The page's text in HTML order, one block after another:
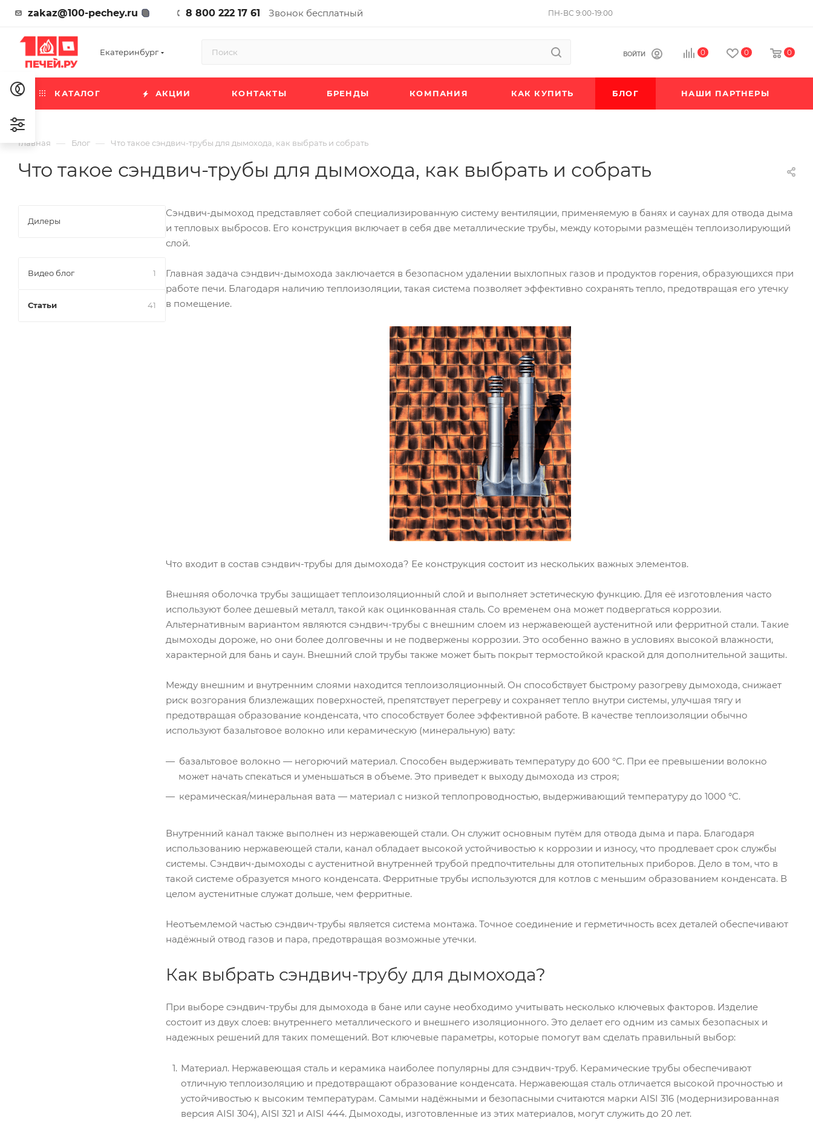
zakaz@100-pechey.ru 8 800 222 17 61 Звонок бесплатный ПН-ВС 9:00-19:00
Екатеринбург ВОЙТИ 0 0 0
КАТАЛОГ АКЦИИ КОНТАКТЫ БРЕНДЫ КОМПАНИЯ КАК КУПИТЬ БЛОГ НАШИ ПАРТНЕРЫ
Главная — Блог — Что такое сэндвич-трубы для дымохода, как выбрать и собрать
Что такое сэндвич-трубы для дымохода, как выбрать и собрать
Сэндвич-дымоход представляет собой специализированную систему вентиляции, применяемую в банях и саунах для отвода дыма
и тепловых выбросов. Его конструкция включает в себя две металлические трубы, между которыми размещён теплоизолирующий
слой.
Главная задача сэндвич-дымохода заключается в безопасном удалении выхлопных газов и продуктов горения, образующихся при
работе печи. Благодаря наличию теплоизоляции, такая система позволяет эффективно сохранять тепло, предотвращая его утечку
в помещение.
Что входит в состав сэндвич-трубы для дымохода? Ее конструкция состоит из нескольких важных элементов.
Внешняя оболочка трубы защищает теплоизоляционный слой и выполняет эстетическую функцию. Для её изготовления часто
используют более дешевый металл, такой как оцинкованная сталь. Со временем она может подвергаться коррозии.
Альтернативным вариантом являются сэндвич-трубы с внешним слоем из нержавеющей аустенитной или ферритной стали. Такие
дымоходы дороже, но они более долговечны и не подвержены коррозии. Это особенно важно в условиях высокой влажности,
характерной для бань и саун. Внешний слой трубы также может быть покрыт термостойкой краской для дополнительной защиты.
Между внешним и внутренним слоями находится теплоизоляционный. Он способствует быстрому разогреву дымохода, снижает
риск возгорания близлежащих поверхностей, препятствует перегреву и сохраняет тепло внутри системы, улучшая тягу и
предотвращая образование конденсата, что способствует более эффективной работе. В качестве теплоизоляции обычно
используют базальтовое волокно или керамическую (минеральную) вату:
базальтовое волокно — негорючий материал. Способен выдерживать температуру до 600 °C. При ее превышении волокно
может начать спекаться и уменьшаться в объеме. Это приведет к выходу дымохода из строя;
керамическая/минеральная вата — материал с низкой теплопроводностью, выдерживающий температуру до 1000 °C.
Внутренний канал также выполнен из нержавеющей стали. Он служит основным путём для отвода дыма и пара. Благодаря
использованию нержавеющей стали, канал обладает высокой устойчивостью к коррозии и износу, что продлевает срок службы
системы. Сэндвич-дымоходы с аустенитной внутренней трубой предпочтительны для отопительных приборов. Дело в том, что в
такой системе образуется много конденсата. Ферритные трубы используются для котлов с меньшим образованием конденсата. В
целом аустенитные служат дольше, чем ферритные.
Неотъемлемой частью сэндвич-трубы является система монтажа. Точное соединение и герметичность всех деталей обеспечивают
надёжный отвод газов и пара, предотвращая возможные утечки.
Как выбрать сэндвич-трубу для дымохода?
При выборе сэндвич-трубы для дымохода в бане или сауне необходимо учитывать несколько ключевых факторов. Изделие
состоит из двух слоев: внутреннего металлического и внешнего изоляционного. Это делает его одним из самых безопасных и
надежных решений для таких помещений. Вот ключевые параметры, которые помогут вам сделать правильный выбор:
Материал. Нержавеющая сталь и керамика наиболее популярны для сэндвич-труб. Керамические трубы обеспечивают
отличную теплоизоляцию и предотвращают образование конденсата. Нержавеющая сталь отличается высокой прочностью и
устойчивостью к высоким температурам. Самыми надёжными и безопасными считаются марки AISI 316 (модернизированная
версия AISI 304), AISI 321 и AISI 444. Дымоходы, изготовленные из этих материалов, могут служить до 20 лет.
Дилеры
Видео блог 1
Статьи 41